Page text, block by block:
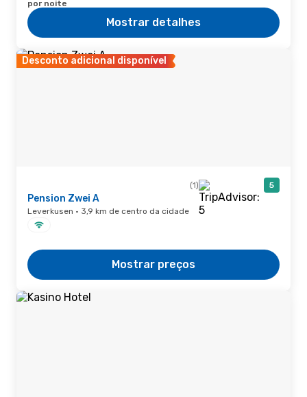
por noite
Mostrar detalhes
Desconto adicional disponível
(1) 5
Pension Zwei A
Leverkusen · 3,9 km de centro da cidade
Mostrar preços